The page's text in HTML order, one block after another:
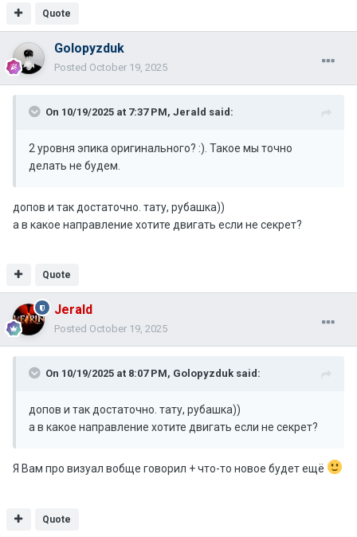
Quote
Golopyzduk
Posted October 19, 2025
On 10/19/2025 at 7:37 PM, Jerald said:
2 уровня эпика оригинального? :). Такое мы точно
делать не будем.
допов и так достаточно. тату, рубашка))
а в какое направление хотите двигать если не секрет?
Quote
Jerald
Posted October 19, 2025
On 10/19/2025 at 8:07 PM, Golopyzduk said:
допов и так достаточно. тату, рубашка))
а в какое направление хотите двигать если не секрет?
Я Вам про визуал вобще говорил + что-то новое будет ещё
Quote